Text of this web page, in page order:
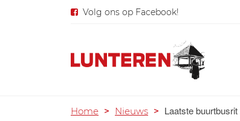
Volg ons op Facebook!
Home > Nieuws > Laatste